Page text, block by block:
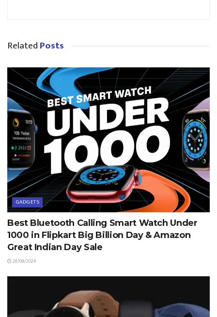
RelatedPosts
GADGETS
Best Bluetooth Calling Smart Watch Under
1000 in Flipkart Big Billion Day & Amazon
Great Indian Day Sale
28/09/2024